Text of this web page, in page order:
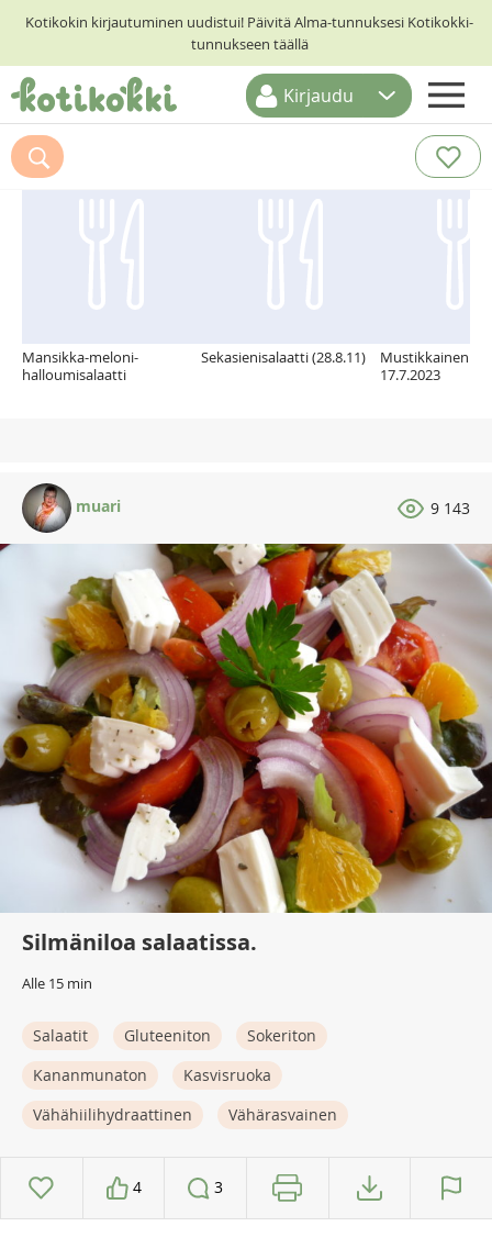
Kotikokin kirjautuminen uudistui! Päivitä Alma-tunnuksesi Kotikokki-
tunnukseen täällä
ETUSIVU
RESEPTIHAKU
Kirjaudu
Suosittelemme myös
Mansikka-meloni-
halloumisalaatti
Sekasienisalaatti (28.8.11)
Mustikkainen
17.7.2023
muari 9 143
Silmäniloa salaatissa.
Alle 15 min
Salaatit Gluteeniton
Sokeriton
Kananmunaton
Kasvisruoka
Vähähiilihydraattinen
Vähärasvainen
4 3